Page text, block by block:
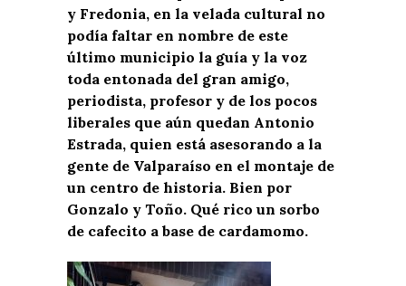
y Fredonia, en la velada cultural no
podía faltar en nombre de este
último municipio la guía y la voz
toda entonada del gran amigo,
periodista, profesor y de los pocos
liberales que aún quedan Antonio
Estrada, quien está asesorando a la
gente de Valparaíso en el montaje de
un centro de historia. Bien por
Gonzalo y Toño. Qué rico un sorbo
de cafecito a base de cardamomo.